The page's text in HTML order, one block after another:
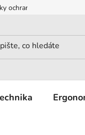
ochrany osobních údajů